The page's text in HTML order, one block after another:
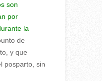
son
por
la
de
y que
posparto, sin